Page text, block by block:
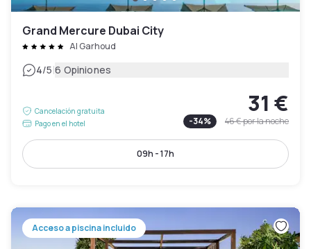
Grand Mercure Dubai City
Al Garhoud
4/5|6 Opiniones
Cancelación gratuita
Pago en el hotel
31 €
-34% 46 €por la noche
09h - 17h
Acceso a piscina incluido